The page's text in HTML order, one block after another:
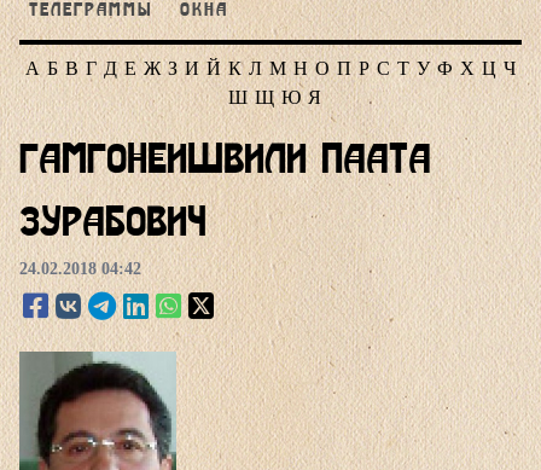
ТЕЛЕГРАММЫ
ОКНА
А Б В Г Д Е Ж З И Й К Л М Н О П Р С Т У Ф Х Ц Ч
Ш Щ Ю Я
Гамгонеишвили Паата
Зурабович
24.02.2018 04:42